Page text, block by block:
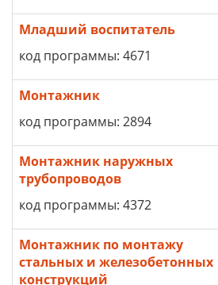
Младший воспитатель
код программы: 4671
Монтажник
код программы: 2894
Монтажник наружных
трубопроводов
код программы: 4372
Монтажник по монтажу
стальных и железобетонных
конструкций